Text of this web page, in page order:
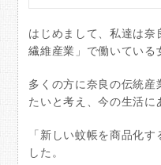
はじめまして、私達は
繊維産業」で働いている
多くの方に奈良の伝統
たいと考え、今の生活に
「新しい蚊帳を商品化
した。